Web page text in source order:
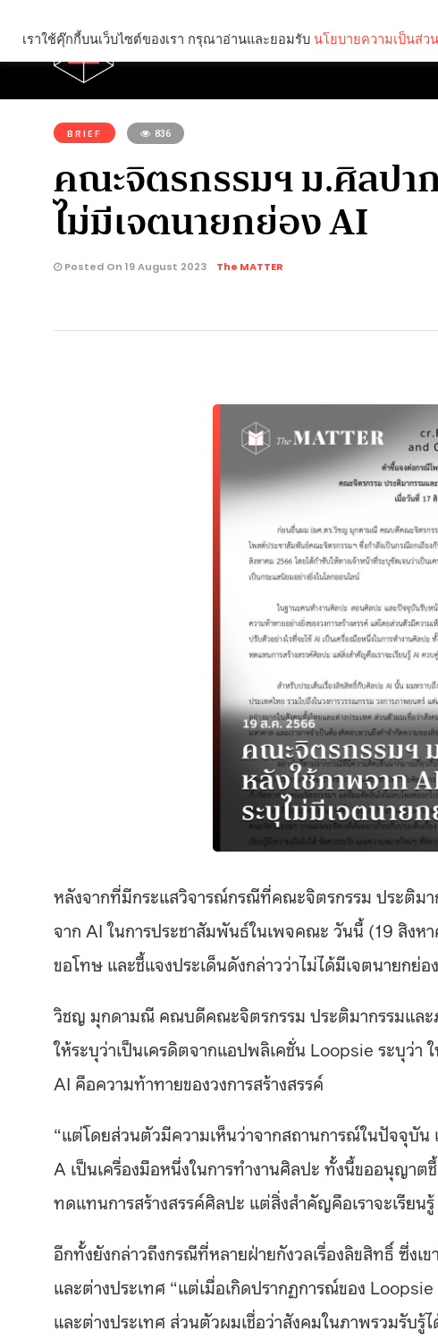
คุณกำลังอ่าน:
BRIEF 836
คณะจิตรกรรมฯ ม.ศิลปา
ไม่มีเจตนายกย่อง AI
Posted On 19 August 2023 The MATTER
หลังจากที่มีกระแสวิจารณ์กรณีที่คณะจิตรกรรม ประติม
จาก AI ในการประชาสัมพันธ์ในเพจคณะ วันนี้ (19 สิง
ขอโทษ และชี้แจงประเด็นดังกล่าวว่าไม่ได้มีเจตนายกย่อ
วิชญ มุกดามณี คณบดีคณะจิตรกรรม ประติมากรรมแล
ให้ระบุว่าเป็นเครดิตจากแอปพลิเคชั่น Loopsie ระบุว่
AI คือความท้าทายของวงการสร้างสรรค์
“แต่โดยส่วนตัวมีความเห็นว่าจากสถานการณ์ในปัจจุบัน
A เป็นเครื่องมือหนึ่งในการทำงานศิลปะ ทั้งนี้ขออนุญาต
ทดแทนการสร้างสรรค์ศิลปะ แต่สิ่งสำคัญคือเราจะเรียน
อีกทั้งยังกล่าวถึงกรณีที่หลายฝ่ายกังวลเรื่องลิขสิทธิ์ ซึ่ง
และต่างประเทศ “แต่เมื่อเกิดปรากฏการณ์ของ
และต่างประเทศ ส่วนตัวผมเชื่อว่าสังคมในภาพรวมรับ
เราใช้คุ๊กกี้บนเว็บไซต์ของเรา กรุณาอ่านและยอมรับ นโยบายความเป็นส่ว